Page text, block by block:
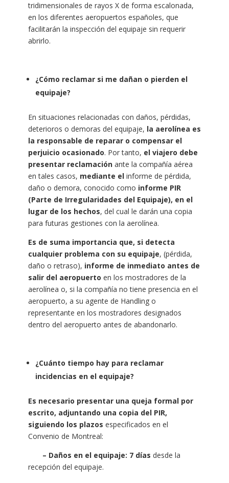
tridimensionales de rayos X de forma escalonada,
en los diferentes aeropuertos españoles, que
facilitarán la inspección del equipaje sin requerir
abrirlo.
¿Cómo reclamar si me dañan o pierden el
equipaje?
En situaciones relacionadas con daños, pérdidas,
deterioros o demoras del equipaje, la aerolínea es
la responsable de reparar o compensar el
perjuicio ocasionado. Por tanto, el viajero debe
presentar reclamaciónante la compañía aérea
en tales casos, mediante elinforme de pérdida,
daño o demora, conocido como informe PIR
(Parte de Irregularidades del Equipaje), en el
lugar de los hechos, del cual le darán una copia
para futuras gestiones con la aerolínea.
Es de suma importancia que, si detecta
cualquier problema con su equipaje, (pérdida,
daño o retraso), informe de inmediato antes de
salir del aeropuerto en los mostradores de la
aerolínea o, si la compañía no tiene presencia en el
aeropuerto, a su agente de Handling o
representante en los mostradores designados
dentro del aeropuerto antes de abandonarlo.
¿Cuánto tiempo hay para reclamar
incidencias en el equipaje?
Es necesario presentar una queja formal por
escrito, adjuntando una copia del PIR,
siguiendo los plazos especificados en el
Convenio de Montreal:
– Daños en el equipaje: 7 días desde la
recepción del equipaje.